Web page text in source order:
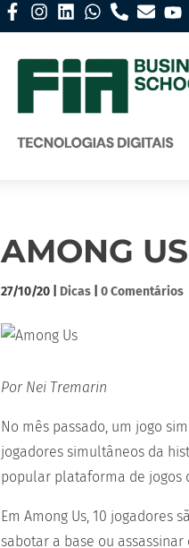
AMONG
27/10/20 Dicas |0 Comentários
Por Nei Tremarin
No mês passado, um jogo
jogadores simultâneos da
popular plataforma de jogos
Em Among Us, 10 jogadores
sabotar a base ou